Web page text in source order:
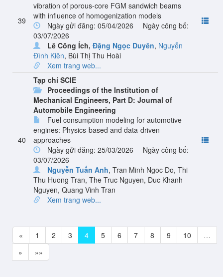
39
vibration of porous-core FGM sandwich beams
with influence of homogenization models
Ngày gửi đăng: 05/04/2026
Ngày công bố:
03/07/2026
Lê Công Ích, Đặng Ngọc Duyên, Nguyễn
Đình Kiên, Bùi Thị Thu Hoài
Xem trang web...
40
Tạp chí SCIE
Proceedings of the Institution of
Mechanical Engineers, Part D: Journal of
Automobile Engineering
Fuel consumption modeling for automotive
engines: Physics-based and data-driven
approaches
Ngày gửi đăng: 25/03/2026
Ngày công bố:
03/07/2026
Nguyễn Tuấn Anh, Tran Minh Ngoc Do, Thi
Thu Huong Tran, The Truc Nguyen, Duc Khanh
Nguyen, Quang Vinh Tran
Xem trang web...
« 1 2 3 4 5 6 7 8 9 10
…
»
»»